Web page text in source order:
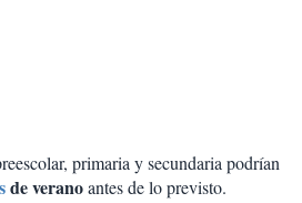
primaria y secundaria podrían
de veranoantes de lo previsto.